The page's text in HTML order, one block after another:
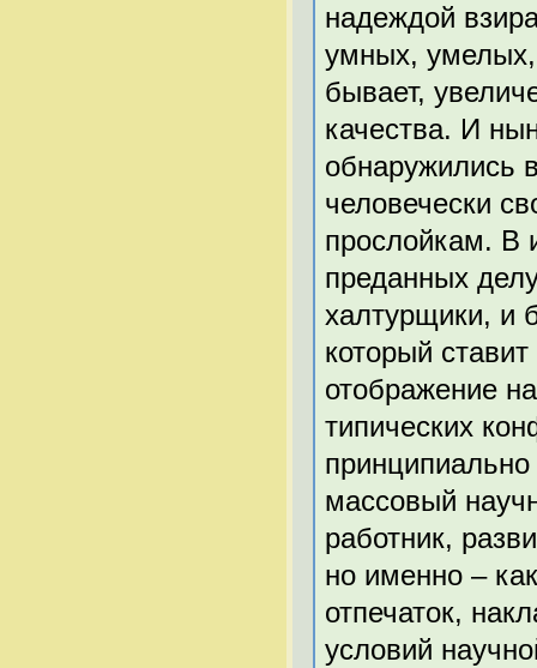
надеждой
умных,
бывает,
качества. И
обнаружились
человечески
прослойкам. В
преданных
халтурщики, и
который
отображение
типических
принципиально
массовый
работник,
но именно –
отпечаток,
условий